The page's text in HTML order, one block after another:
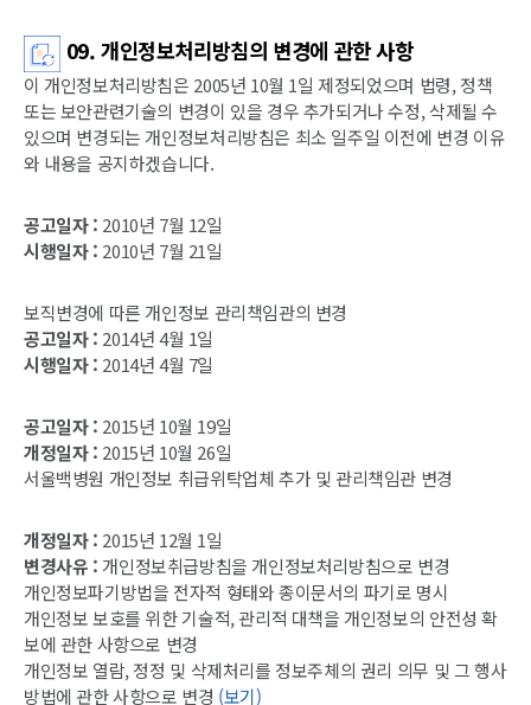
09. 개인정보처리방침의 변경에 관한 사항
이 개인정보처리방침은 2005년 10월 1일 제정되었으며 법령, 정책
또는 보안관련기술의 변경이 있을 경우 추가되거나 수정, 삭제될 수
있으며 변경되는 개인정보처리방침은 최소 일주일 이전에 변경 이유
와 내용을 공지하겠습니다.
공고일자 : 2010년 7월 12일
시행일자 : 2010년 7월 21일
보직변경에 따른 개인정보 관리책임관의 변경
공고일자 : 2014년 4월 1일
시행일자 : 2014년 4월 7일
공고일자 : 2015년 10월 19일
개정일자 : 2015년 10월 26일
서울백병원 개인정보 취급위탁업체 추가 및 관리책임관 변경
개정일자 : 2015년 12월 1일
변경사유 : 개인정보취급방침을 개인정보처리방침으로 변경
개인정보파기방법을 전자적 형태와 종이문서의 파기로 명시
개인정보 보호를 위한 기술적, 관리적 대책을 개인정보의 안전성 확
보에 관한 사항으로 변경
개인정보 열람, 정정 및 삭제처리를 정보주체의 권리 의무 및 그 행사
방법에 관한 사항으로 변경 (보기)